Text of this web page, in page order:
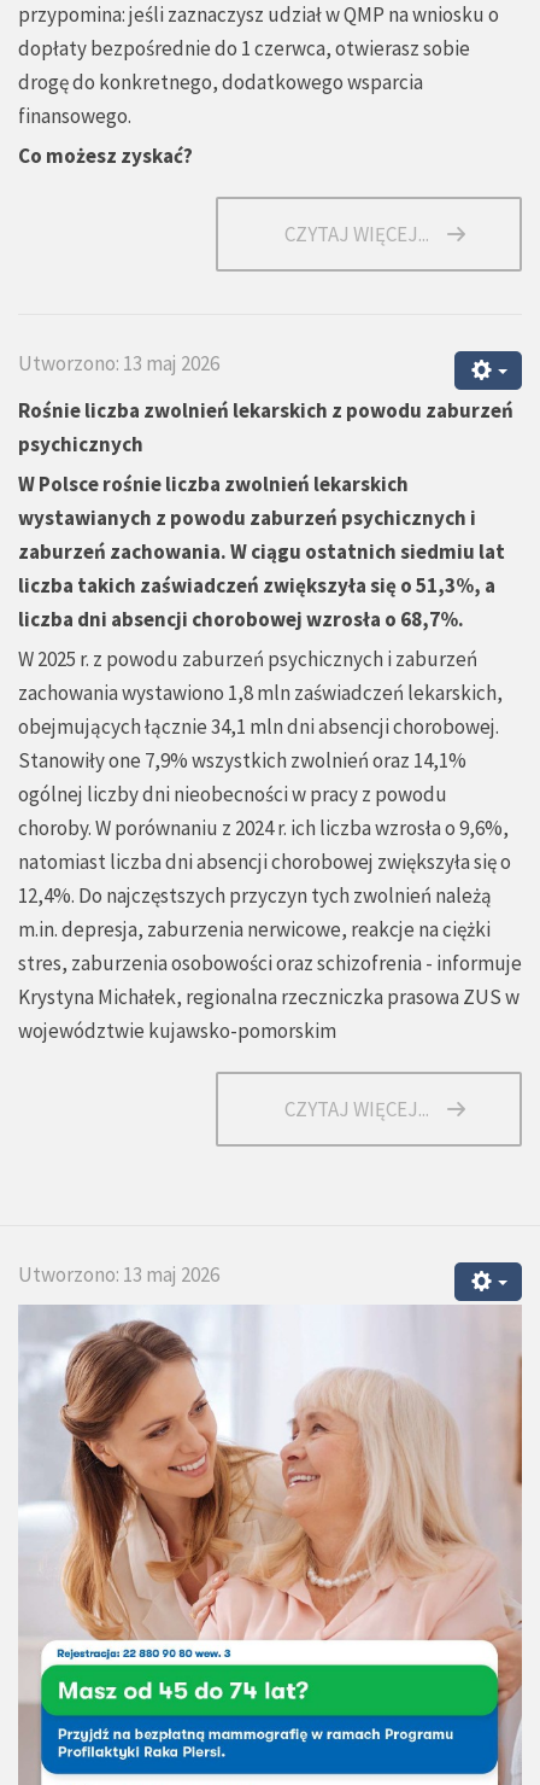
przypomina: jeśli zaznaczysz udział w QMP na wniosku o
dopłaty bezpośrednie do 1 czerwca, otwierasz sobie
drogę do konkretnego, dodatkowego wsparcia
finansowego.
Co możesz zyskać?
CZYTAJ WIĘCEJ...
Utworzono: 13 maj 2026
Rośnie liczba zwolnień lekarskich z powodu zaburzeń
psychicznych
W Polsce rośnie liczba zwolnień lekarskich
wystawianych z powodu zaburzeń psychicznych i
zaburzeń zachowania. W ciągu ostatnich siedmiu lat
liczba takich zaświadczeń zwiększyła się o 51,3%, a
liczba dni absencji chorobowej wzrosła o 68,7%.
W 2025 r. z powodu zaburzeń psychicznych i zaburzeń
zachowania wystawiono 1,8 mln zaświadczeń lekarskich,
obejmujących łącznie 34,1 mln dni absencji chorobowej.
Stanowiły one 7,9% wszystkich zwolnień oraz 14,1%
ogólnej liczby dni nieobecności w pracy z powodu
choroby. W porównaniu z 2024 r. ich liczba wzrosła o 9,6%,
natomiast liczba dni absencji chorobowej zwiększyła się o
12,4%. Do najczęstszych przyczyn tych zwolnień należą
m.in. depresja, zaburzenia nerwicowe, reakcje na ciężki
stres, zaburzenia osobowości oraz schizofrenia - informuje
Krystyna Michałek, regionalna rzeczniczka prasowa ZUS w
województwie kujawsko-pomorskim
CZYTAJ WIĘCEJ...
Utworzono: 13 maj 2026